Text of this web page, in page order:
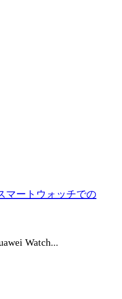
マートウォッチでの
Watch...